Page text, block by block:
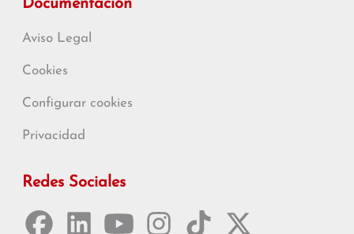
Documentación
Aviso Legal
Cookies
Configurar cookies
Privacidad
Redes Sociales